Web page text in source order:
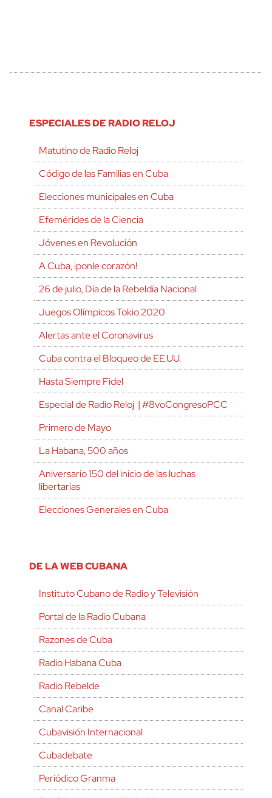
ESPECIALES DE RADIO RELOJ
Matutino de Radio Reloj
Código de las Familias en Cuba
Elecciones municipales en Cuba
Efemérides de la Ciencia
Jóvenes en Revolución
A Cuba, ¡ponle corazón!
26 de julio, Día de la Rebeldía Nacional
Juegos Olímpicos Tokio 2020
Alertas ante el Coronavirus
Cuba contra el Bloqueo de EE.UU.
Hasta Siempre Fidel
Especial de Radio Reloj | #8voCongresoPCC
Primero de Mayo
La Habana, 500 años
Aniversario 150 del inicio de las luchas
libertarias
Elecciones Generales en Cuba
DE LA WEB CUBANA
Instituto Cubano de Radio y Televisión
Portal de la Radio Cubana
Razones de Cuba
Radio Habana Cuba
Radio Rebelde
Canal Caribe
Cubavisión Internacional
Cubadebate
Periódico Granma